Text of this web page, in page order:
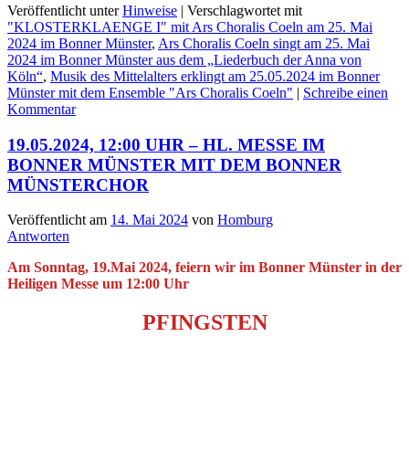
Veröffentlicht unter Hinweise | Verschlagwortet mit
"KLOSTERKLAENGE I" mit Ars Choralis Coeln am 25. Mai
2024 im Bonner Münster, Ars Choralis Coeln singt am 25. Mai
2024 im Bonner Münster aus dem „Liederbuch der Anna von
Köln“, Musik des Mittelalters erklingt am 25.05.2024 im Bonner
Münster mit dem Ensemble "Ars Choralis Coeln" | Schreibe einen
Kommentar
19.05.2024, 12:00 UHR – HL. MESSE IM
BONNER MÜNSTER MIT DEM BONNER
MÜNSTERCHOR
Veröffentlicht am 14. Mai 2024 von Homburg
Antworten
Am Sonntag, 19.Mai 2024, feiern wir im Bonner Münster in der
Heiligen Messe um 12:00 Uhr
PFINGSTEN